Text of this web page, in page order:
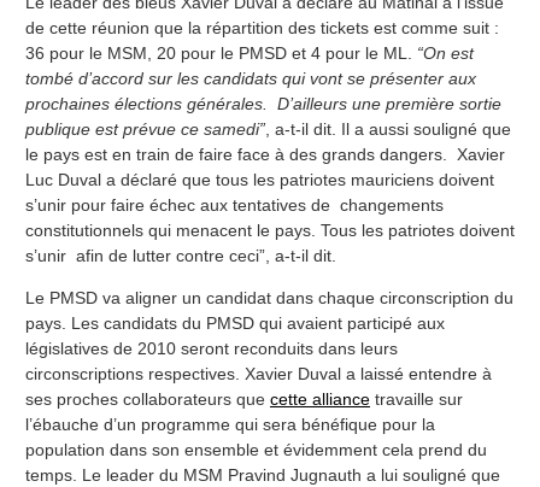
de cette réunion que la répartition des tickets est comme suit :
36 pour le MSM, 20 pour le PMSD et 4 pour le ML. “On est
tombé d’accord sur les candidats qui vont se présenter aux
prochaines élections générales. D’ailleurs une première sortie
publique est prévue ce samedi”, a-t-il dit. Il a aussi souligné que
le pays est en train de faire face à des grands dangers. Xavier
Luc Duval a déclaré que tous les patriotes mauriciens doivent
s’unir pour faire échec aux tentatives de changements
constitutionnels qui menacent le pays. Tous les patriotes doivent
s’unir afin de lutter contre ceci”, a-t-il dit.
Le PMSD va aligner un candidat dans chaque circonscription du
pays. Les candidats du PMSD qui avaient participé aux
législatives de 2010 seront reconduits dans leurs
circonscriptions respectives. Xavier Duval a laissé entendre à
ses proches collaborateurs que cette alliance travaille sur
l’ébauche d’un programme qui sera bénéfique pour la
population dans son ensemble et évidemment cela prend du
temps. Le leader du MSM Pravind Jugnauth a lui souligné que